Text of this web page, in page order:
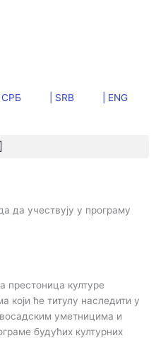
СРБ | SRB | ENG
да учествују у програму
престоница културе
ће титулу наследити у
уметницима и
будућих културних